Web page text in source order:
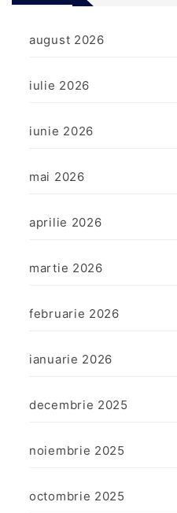
august 2026
iulie 2026
iunie 2026
mai 2026
aprilie 2026
martie 2026
februarie 2026
ianuarie 2026
decembrie 2025
noiembrie 2025
octombrie 2025